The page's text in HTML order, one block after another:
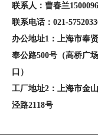
联系人：曹春兰
联系电话：021-
办公地址1：上海市奉
奉公路500号（高桥广
口）
工厂地址2：上海市金
泾路2118号